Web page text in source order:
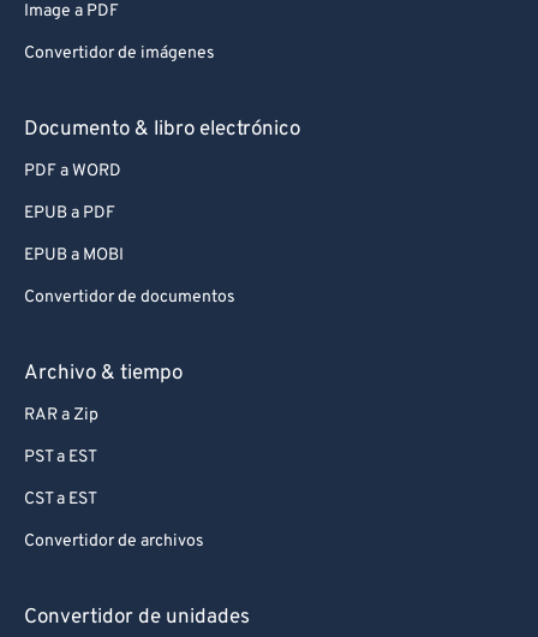
Image a PDF
Convertidor de imágenes
Documento & libro electrónico
PDF a WORD
EPUB a PDF
EPUB a MOBI
Convertidor de documentos
Archivo & tiempo
RAR a Zip
PST a EST
CST a EST
Convertidor de archivos
Convertidor de unidades